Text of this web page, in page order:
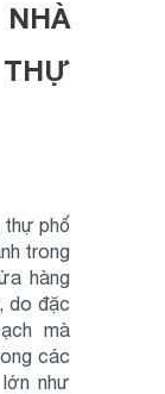
thự phố
trong
hàng
do đặc
mà
các
như